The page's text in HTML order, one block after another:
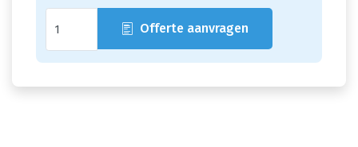
Offerte aanvragen